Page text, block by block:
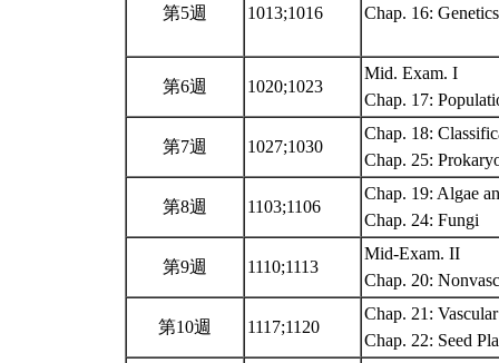
第5週 1013;1016
Chap. 16: Genetics
第6週 1020;1023
Mid. Exam. I
Chap. 17:
第7週 1027;1030
Chap. 18:
Chap. 25:
第8週 1103;1106
Chap. 19: Algae
Chap. 24: Fungi
第9週 1110;1113
Mid-Exam. II
Chap. 20:
第10週 1117;1120
Chap. 21:
Chap. 22: Seed